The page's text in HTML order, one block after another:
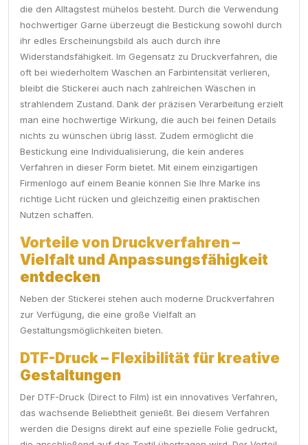
die den Alltagstest mühelos besteht. Durch die Verwendung
hochwertiger Garne überzeugt die Bestickung sowohl durch
ihr edles Erscheinungsbild als auch durch ihre
Widerstandsfähigkeit. Im Gegensatz zu Druckverfahren, die
oft bei wiederholtem Waschen an Farbintensität verlieren,
bleibt die Stickerei auch nach zahlreichen Wäschen in
strahlendem Zustand. Dank der präzisen Verarbeitung erzielt
man eine hochwertige Wirkung, die auch bei feinen Details
nichts zu wünschen übrig lässt. Zudem ermöglicht die
Bestickung eine Individualisierung, die kein anderes
Verfahren in dieser Form bietet. Mit einem einzigartigen
Firmenlogo auf einem Beanie können Sie Ihre Marke ins
richtige Licht rücken und gleichzeitig einen praktischen
Nutzen schaffen.
Vorteile von Druckverfahren –
Vielfalt und Anpassungsfähigkeit
entdecken
Neben der Stickerei stehen auch moderne Druckverfahren
zur Verfügung, die eine große Vielfalt an
Gestaltungsmöglichkeiten bieten.
DTF-Druck – Flexibilität für kreative
Gestaltungen
Der DTF-Druck (Direct to Film) ist ein innovatives Verfahren,
das wachsende Beliebtheit genießt. Bei diesem Verfahren
werden die Designs direkt auf eine spezielle Folie gedruckt,